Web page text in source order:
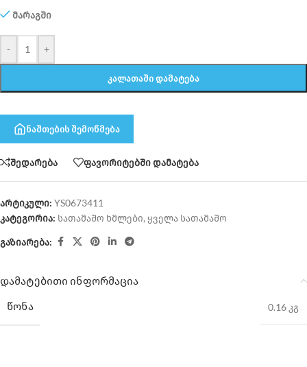
მარაგში
- +
ᲙᲐᲚᲐᲗᲐᲨᲘ ᲓᲐᲛᲐᲢᲔᲑᲐ
ნაშთების შემოწმება
შედარება ფავორიტებში დამატება
არტიკული: YS0673411
კატეგორია: სათამაშო ხმლები, ყველა სათამაშო
გაზიარება:
დამატებითი ინფორმაცია
ᲬᲝᲜᲐ
0.16 კგ